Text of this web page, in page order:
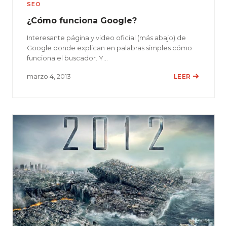
SEO
¿Cómo funciona Google?
Interesante página y video oficial (más abajo) de
Google donde explican en palabras simples cómo
funciona el buscador. Y…
marzo 4, 2013 LEER